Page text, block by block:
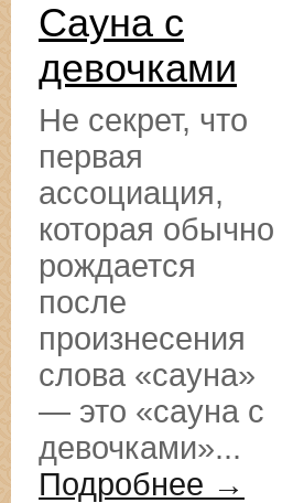
Сауна с
девочками
Не секрет, что
первая
ассоциация,
которая обычно
рождается
после
произнесения
слова «сауна»
— это «сауна с
девочками»...
Подробнее →